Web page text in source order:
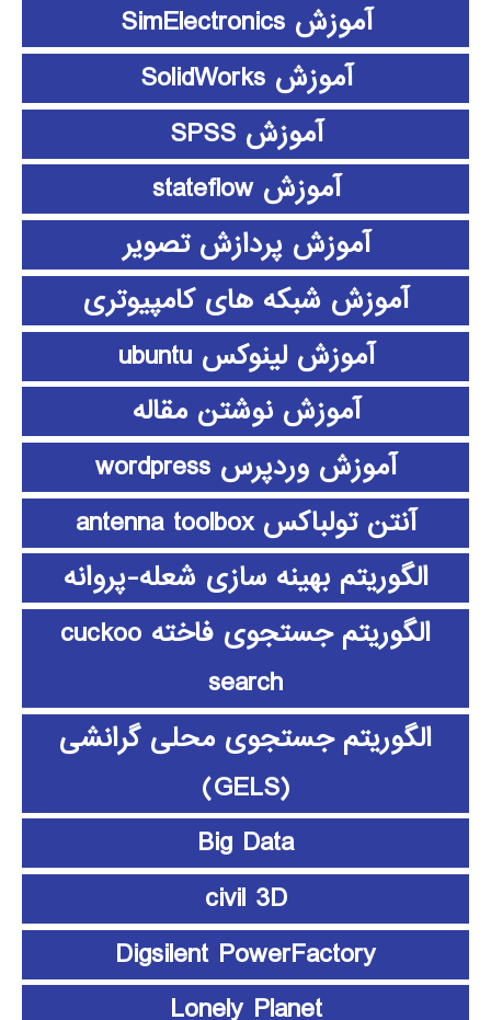
آموزش SimElectronics
آموزش SolidWorks
آموزش SPSS
آموزش stateflow
آموزش پردازش تصویر
آموزش شبکه های کامپیوتری
آموزش لینوکس ubuntu
آموزش نوشتن مقاله
آموزش وردپرس wordpress
آنتن تولباکس antenna toolbox
الگوریتم بهینه سازی شعله-پروانه
الگوریتم جستجوی فاخته cuckoo
search
الگوریتم جستجوی محلی گرانشی
(GELS)
Big Data
civil 3D
Digsilent PowerFactory
Lonely Planet